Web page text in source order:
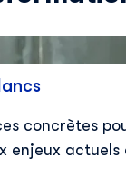
*
pour
concrètes
enjeux actuels